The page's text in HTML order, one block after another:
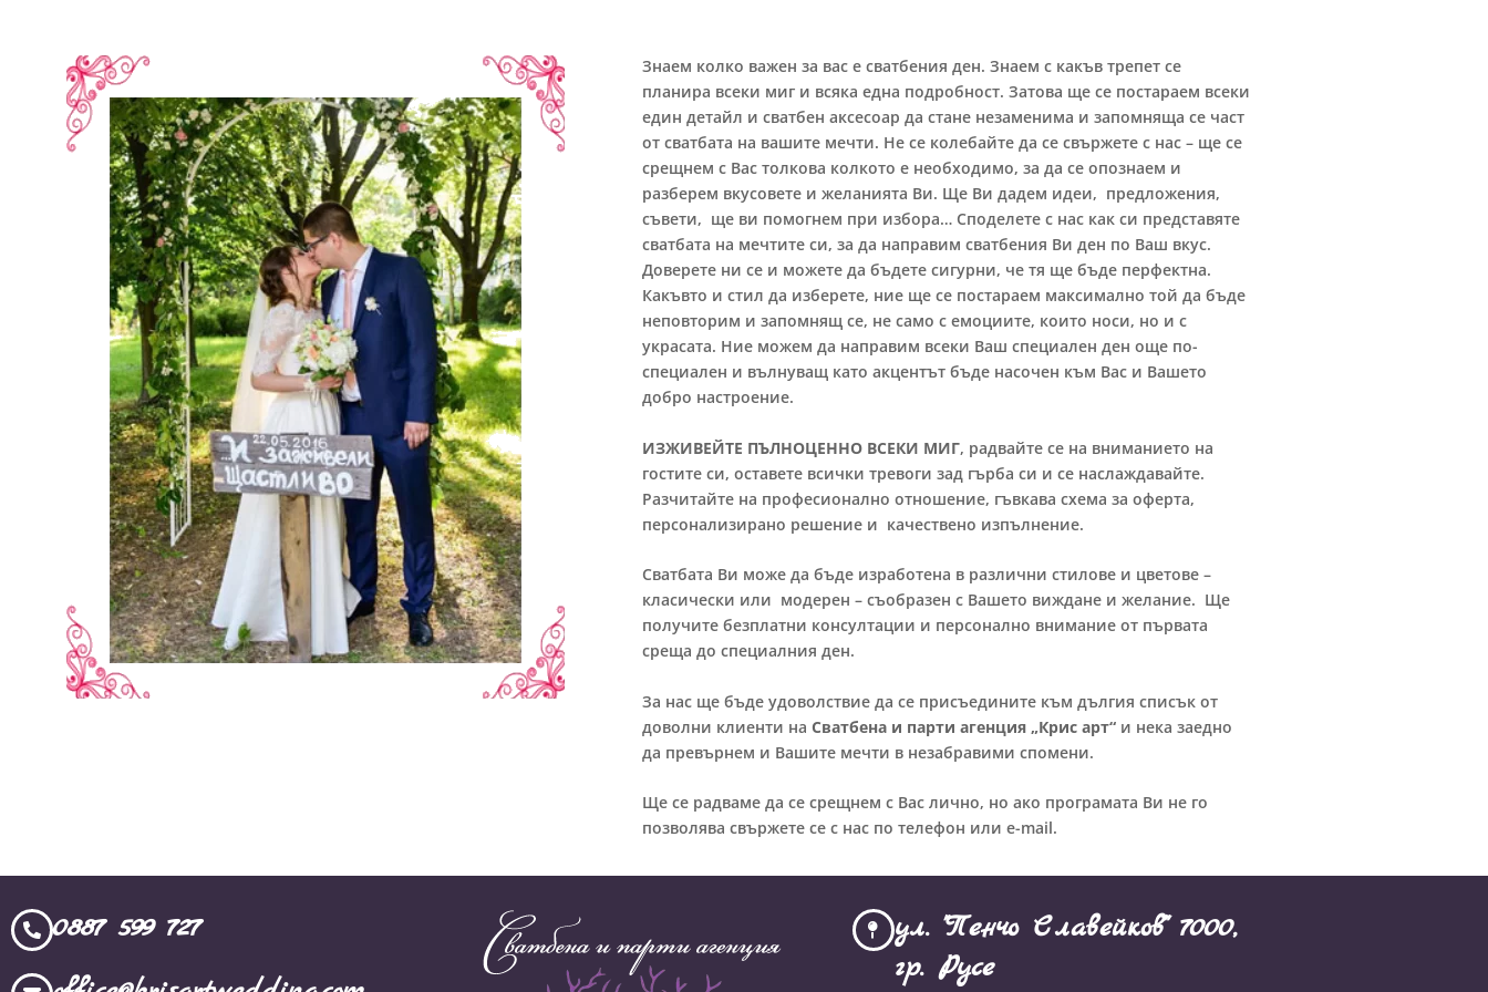
Знаем колко важен за вас е сватбения ден. Знаем с какъв трепет се
планира всеки миг и всяка една подробност. Затова ще се постараем всеки
един детайл и сватбен аксесоар да стане незаменима и запомняща се част
от сватбата на вашите мечти. Не се колебайте да се свържете с нас – ще се
срещнем с Вас толкова колкото е необходимо, за да се опознаем и
разберем вкусовете и желанията Ви. Ще Ви дадем идеи, предложения,
съвети, ще ви помогнем при избора… Споделете с нас как си представяте
сватбата на мечтите си, за да направим сватбения Ви ден по Ваш вкус.
Доверете ни се и можете да бъдете сигурни, че тя ще бъде перфектна.
Какъвто и стил да изберете, ние ще се постараем максимално той да бъде
неповторим и запомнящ се, не само с емоциите, които носи, но и с
украсата. Ние можем да направим всеки Ваш специален ден още по-
специален и вълнуващ като акцентът бъде насочен към Вас и Вашето
добро настроение.
ИЗЖИВЕЙТЕ ПЪЛНОЦЕННО ВСЕКИ МИГ, радвайте се на вниманието на
гостите си, оставете всички тревоги зад гърба си и се наслаждавайте.
Разчитайте на професионално отношение, гъвкава схема за оферта,
персонализирано решение и качествено изпълнение.
Сватбата Ви може да бъде изработена в различни стилове и цветове –
класически или модерен – съобразен с Вашето виждане и желание. Ще
получите безплатни консултации и персонално внимание от първата
среща до специалния ден.
За нас ще бъде удоволствие да се присъедините към дългия списък от
доволни клиенти на Сватбена и парти агенция „Крис арт“ и нека заедно
да превърнем и Вашите мечти в незабравими спомени.
Ще се радваме да се срещнем с Вас лично, но ако програмата Ви не го
позволява свържете се с нас по телефон или e-mail.
0887 599 727
ул. "Пенчо Славейков" 7000,
гр. Русе